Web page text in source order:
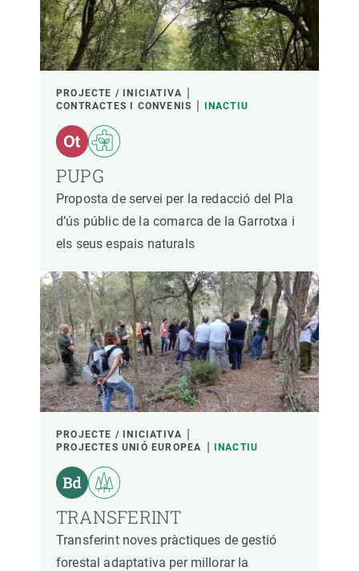
- QUALSEVOL - ACTIU INACTIU
PROJECTE / INICIATIVA
CONTRACTES I CONVENIS
INACTIU
PUPG
Proposta de servei per la redacció del Pla
d’ús públic de la comarca de la Garrotxa i
els seus espais naturals
PROJECTE / INICIATIVA
PROJECTES UNIÓ EUROPEA
INACTIU
TRANSFERINT
Transferint noves pràctiques de gestió
forestal adaptativa per millorar la